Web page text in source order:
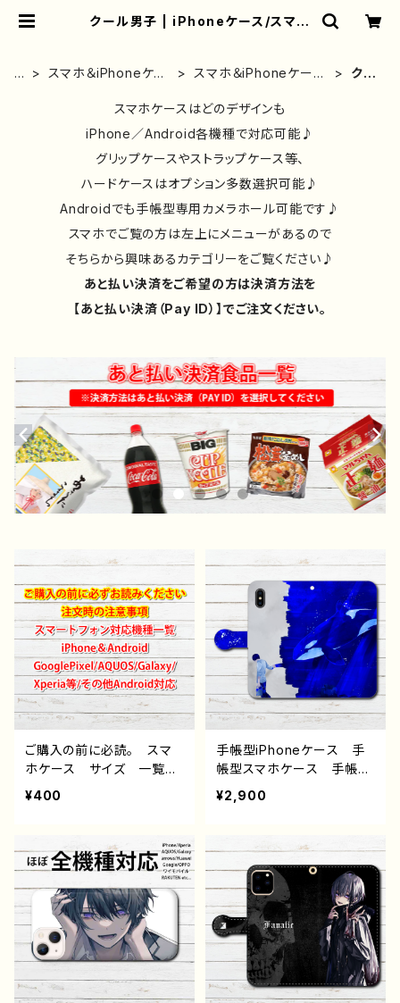
クール男子 | iPhoneケース/スマホ
貨屋アリうさ
ホ
スマホ＆iPhoneケー
スマホ＆iPhoneケース
｜かっこいい
クー
スマホケースはどのデザインも
iPhone／Android各機種で対応可能♪
グリップケースやストラップケース等、
ハードケースはオプション多数選択可能♪
Androidでも手帳型専用カメラホール可能です♪
スマホでご覧の方は左上にメニューがあるので
そちらから興味あるカテゴリーをご覧ください♪
あと払い決済をご希望の方は決済方法を
【あと払い決済（Pay ID）】でご注文ください。
ご購入の前に必読。 スマ
ホケース サイズ 一覧
選び方 iPhoneケース A
eria GooglePixel AQ
UOS OPPO ワイモバイ
ル etc. 手帳型 全機種
対応
¥400
手帳型iPhoneケース 手
帳型スマホケース 手帳
型 全機種対応 イラス
ト 男の子 かっこいい
れ 動物 シャチ かわい
い エモい メンズ クー
ル レディース 女子 iPh
one15/14/13/12/11 AQU
OS Xperia Googlepix
el Galaxy Android
アンドロイド ケース 個
性的 おすすめ 人気 イ
ラストレーター クリエイタ
¥2,900